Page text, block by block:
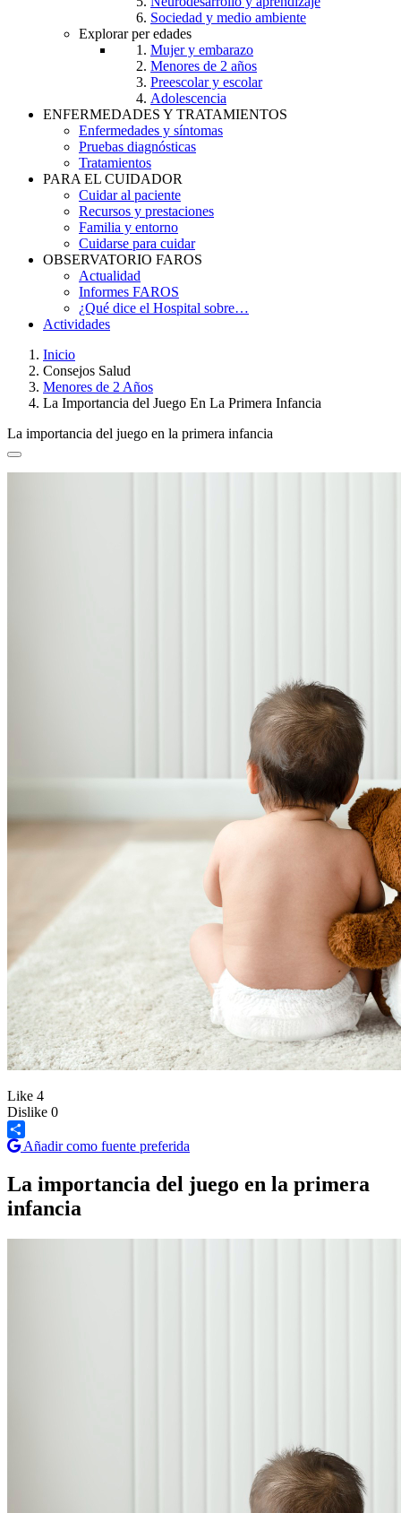
Sociedad y medio ambiente
Explorar per edades
Mujer y embarazo
Menores de 2 años
Preescolar y escolar
Adolescencia
ENFERMEDADES Y TRATAMIENTOS
Enfermedades y síntomas
Pruebas diagnósticas
Tratamientos
PARA EL CUIDADOR
Cuidar al paciente
Recursos y prestaciones
Familia y entorno
Cuidarse para cuidar
OBSERVATORIO FAROS
Actualidad
Informes FAROS
¿Qué dice el Hospital sobre…
Actividades
Breadcrumb
Inicio
Consejos Salud
Menores de 2 Años
La Importancia del Juego En La Primera Infancia
La importancia del juego en la primera infancia
Like 4
Dislike 0
Share
Añadir como fuente preferida
La importancia del juego en la primera
infancia